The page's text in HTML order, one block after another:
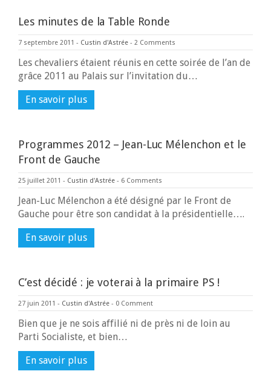
Les minutes de la Table Ronde
7 septembre 2011 - Custin d'Astrée - 2 Comments
Les chevaliers étaient réunis en cette soirée de l’an de
grâce 2011 au Palais sur l’invitation du…
En savoir plus
Programmes 2012 – Jean-Luc Mélenchon et le
Front de Gauche
25 juillet 2011 - Custin d'Astrée - 6 Comments
Jean-Luc Mélenchon a été désigné par le Front de
Gauche pour être son candidat à la présidentielle….
En savoir plus
C’est décidé : je voterai à la primaire PS !
27 juin 2011 - Custin d'Astrée - 0 Comment
Bien que je ne sois affilié ni de près ni de loin au
Parti Socialiste, et bien…
En savoir plus